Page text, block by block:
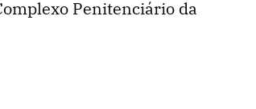
Penitenciário da